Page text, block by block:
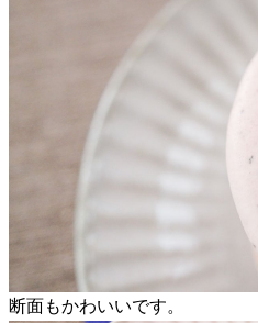
断面もかわいいです。